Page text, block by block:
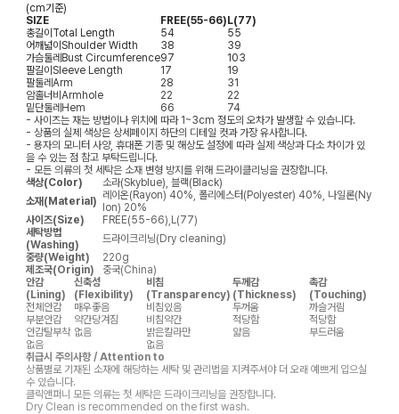
(cm기준)
SIZE
FREE(55-66) L(77)
총길이 Total Length 54
55
어깨넓이 Shoulder Width 38
39
가슴둘레 Bust Circumference97
103
팔길이 Sleeve Length 17
19
팔둘레 Arm 28
31
암홀너비 Armhole 22
22
밑단둘레 Hem 66
74
- 사이즈는 재는 방법이나 위치에 따라 1~3cm 정도의 오차가 발생할 수 있습니다.
- 상품의 실제 색상은 상세페이지 하단의 디테일 컷과 가장 유사합니다.
- 용자의 모니터 사양, 휴대폰 기종 및 해상도 설정에 따라 실제 색상과 다소 차이가 있
을 수 있는 점 참고 부탁드립니다.
- 모든 의류의 첫 세탁은 소재 변형 방지를 위해 드라이클리닝을 권장합니다.
색상(Color)
소라(Skyblue), 블랙(Black)
소재(Material) 레이온(Rayon) 40%, 폴리에스터(Polyester) 40%, 나일론(Ny
lon) 20%
사이즈(Size)
FREE(55-66),L(77)
세탁방법
(Washing)
드라이크리닝(Dry cleaning)
중량(Weight)
220g
제조국(Origin)
중국(China)
안감
(Lining)
신축성
(Flexibility)
비침
(Transparency)
두께감
(Thickness)
촉감
(Touching)
전체안감
매우좋음 비침있음 두꺼움
까슬거림
부분안감
약간당겨짐 비침약간 적당함
적당함
안감탈부착 없음 밝은칼라만 얇음
부드러움
없음
없음
취급시 주의사항 / Attention to
상품별로 기재된 소재에 해당하는 세탁 및 관리법을 지켜주셔야 더 오래 예쁘게 입으실
수 있습니다.
클릭앤퍼니 모든 의류는 첫 세탁은 드라이크리닝을 권장합니다.
Dry Clean is recommended on the first wash.